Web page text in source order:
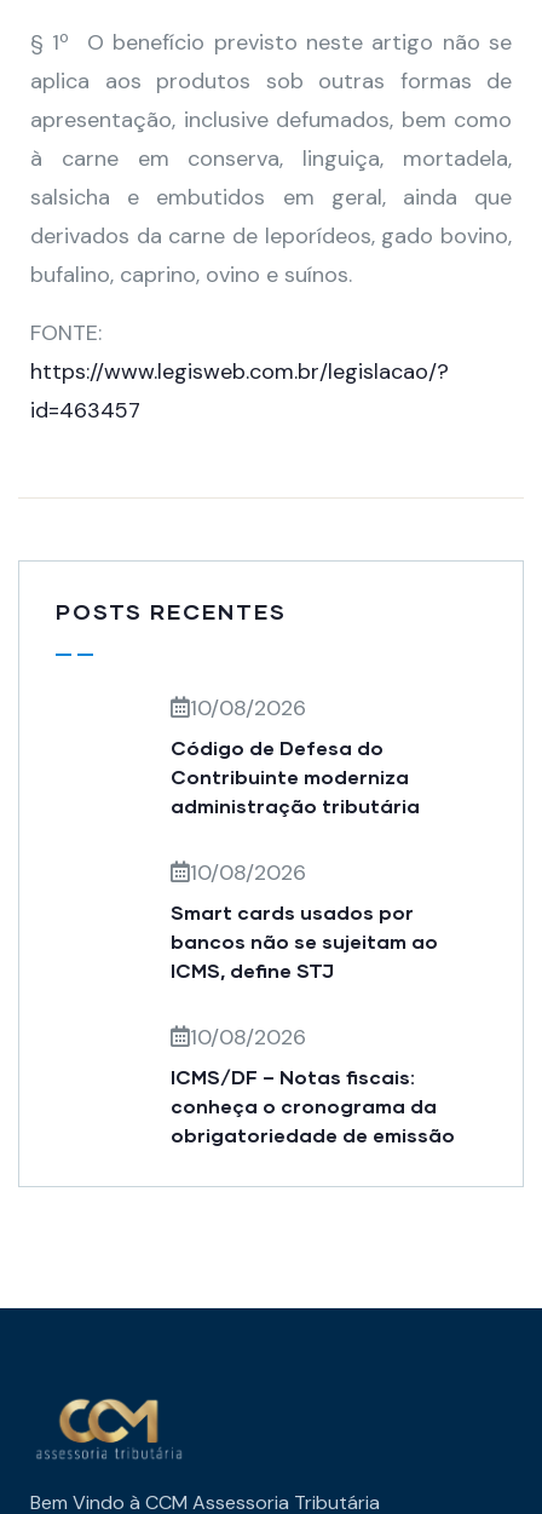
§ 1º O benefício previsto neste artigo não se
aplica aos produtos sob outras formas de
apresentação, inclusive defumados, bem como
à carne em conserva, linguiça, mortadela,
salsicha e embutidos em geral, ainda que
derivados da carne de leporídeos, gado bovino,
bufalino, caprino, ovino e suínos.
FONTE:
https://www.legisweb.com.br/legislacao/?
id=463457
POSTS RECENTES
10/08/2026
Código de Defesa do
Contribuinte moderniza
administração tributária
10/08/2026
Smart cards usados por
bancos não se sujeitam ao
ICMS, define STJ
10/08/2026
ICMS/DF – Notas fiscais:
conheça o cronograma da
obrigatoriedade de emissão
Bem Vindo à CCM Assessoria Tributária